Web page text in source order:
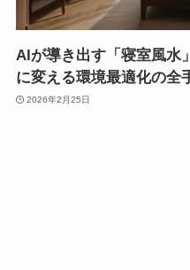
AIが導き出す「寝室風水
に変える環境最適化の全
2026年2月25日